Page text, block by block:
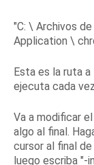
"C: \ Archivos
Application \
Esta es la ruta a
ejecuta cada
Va a modificar
algo al final.
cursor al final de
luego escriba "-